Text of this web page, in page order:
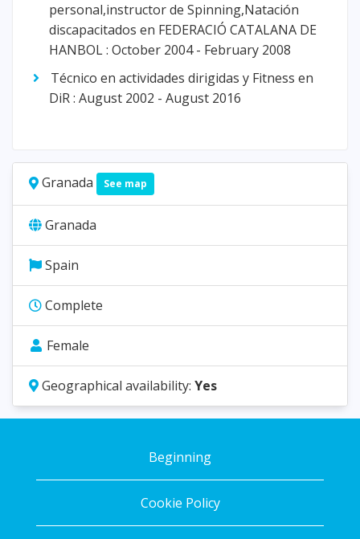
personal,instructor de Spinning,Natación
discapacitados en FEDERACIÓ CATALANA DE
HANBOL : October 2004 - February 2008
Técnico en actividades dirigidas y Fitness en
DiR : August 2002 - August 2016
Granada See map
Granada
Spain
Complete
Female
Geographical availability: Yes
Beginning
Cookie Policy